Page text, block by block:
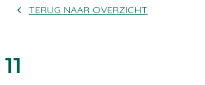
TERUG NAAR OVERZICHT